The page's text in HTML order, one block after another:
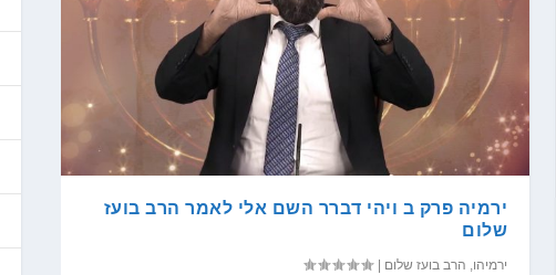
ירמיה פרק ב ויהי דברר השם אלי לאמר הרב בועז
שלום
ירמיהו, הרב בועז שלום